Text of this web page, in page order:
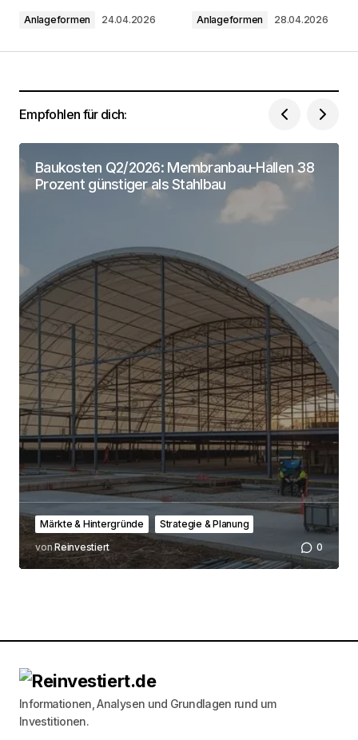
Kommentar*
Dein Name*
Deine Email Adresse*
Submit Comment
Anlageformen 24.04.2026 Anlageformen 28.04.2026
Empfohlen für dich:
Baukosten Q2/2026: Membranbau-Hallen 38
Prozent günstiger als Stahlbau
Märkte & Hintergründe
Strategie & Planung
vonReinvestiert 0
Informationen, Analysen und Grundlagen rund um
Investitionen.